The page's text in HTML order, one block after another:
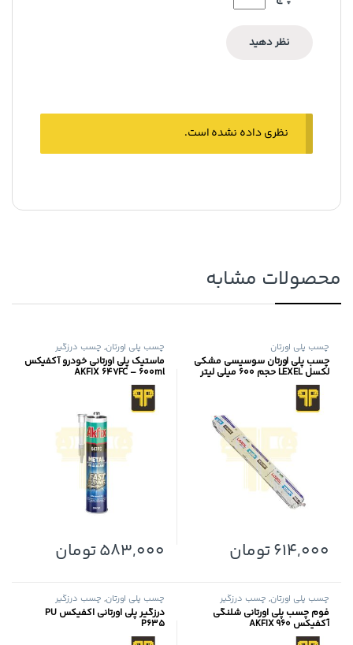
نظری داده نشده است.
محصولات مشابه
چسب پلی اورتان
چسب پلی اورتان سوسیسی مشکی
لکسل LEXEL حجم 600 میلی لیتر
614,000تومان
چسب پلی اورتان, چسب درزگیر
ماستیک پلی اورتانی خودرو آکفیکس
AKFIX 647FC – 600ml
583,000تومان
چسب پلی اورتان, چسب درزگیر
فوم چسب پلی اورتانی شلنگی
آکفیکس AKFIX 960
چسب پلی اورتان, چسب درزگیر
درزگیر پلی اورتانی اکفیکس PU
P635